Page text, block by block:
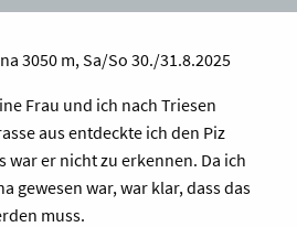
3050 m, Sa/So 30./31.8.2025
Frau und ich nach Triesen
aus entdeckte ich den Piz
war er nicht zu erkennen. Da ich
gewesen war, war klar, dass das
muss.